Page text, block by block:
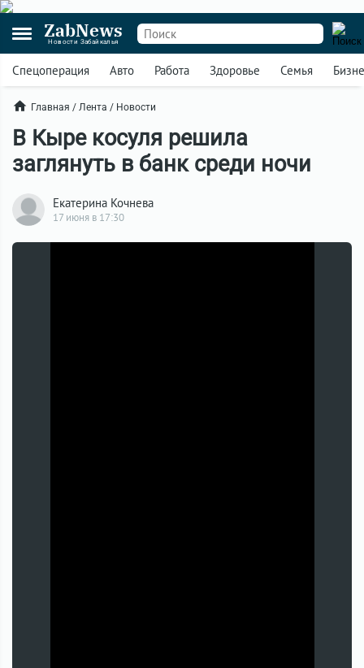
ZabNews
Новости Забайкалья
Спецоперация Авто Работа Здоровье Семья
Главная / Лента / Новости
В Кыре косуля решила
заглянуть в банк среди ночи
Екатерина Кочнева
17 июня в 17:30